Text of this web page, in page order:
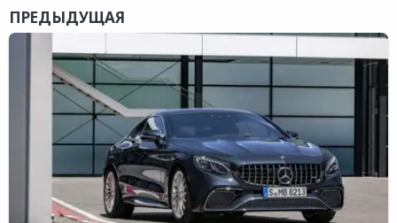
ПРЕДЫДУЩАЯ